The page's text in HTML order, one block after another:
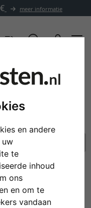
en andere
uw
te
inhoud
ons
en om te
vandaan
meer informatie
filters resetten